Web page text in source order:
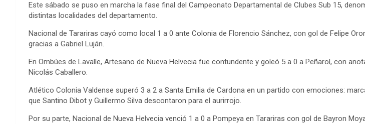
Este sábado se puso en marcha la fase final del Campeonato Departamental de Clubes Sub 15,
distintas localidades del departamento.
Nacional de Tarariras cayó como local 1 a 0 ante Colonia de Florencio Sánchez, con gol de Felipe
gracias a Gabriel Luján.
En Ombúes de Lavalle, Artesano de Nueva Helvecia fue contundente y goleó 5 a 0 a Peñarol, con
Nicolás Caballero.
Atlético Colonia Valdense superó 3 a 2 a Santa Emilia de Cardona en un partido con emociones:
que Santino Dibot y Guillermo Silva descontaron para el aurirrojo.
Por su parte, Nacional de Nueva Helvecia venció 1 a 0 a Pompeya en Tarariras con gol de Bayron